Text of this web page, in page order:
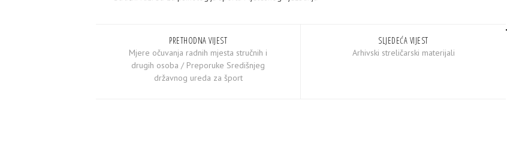
PRETHODNA VIJEST
Mjere očuvanja radnih mjesta stručnih i
drugih osoba / Preporuke Središnjeg
državnog ureda za šport
SLJEDEĆA VIJEST
Arhivski streličarski materijali